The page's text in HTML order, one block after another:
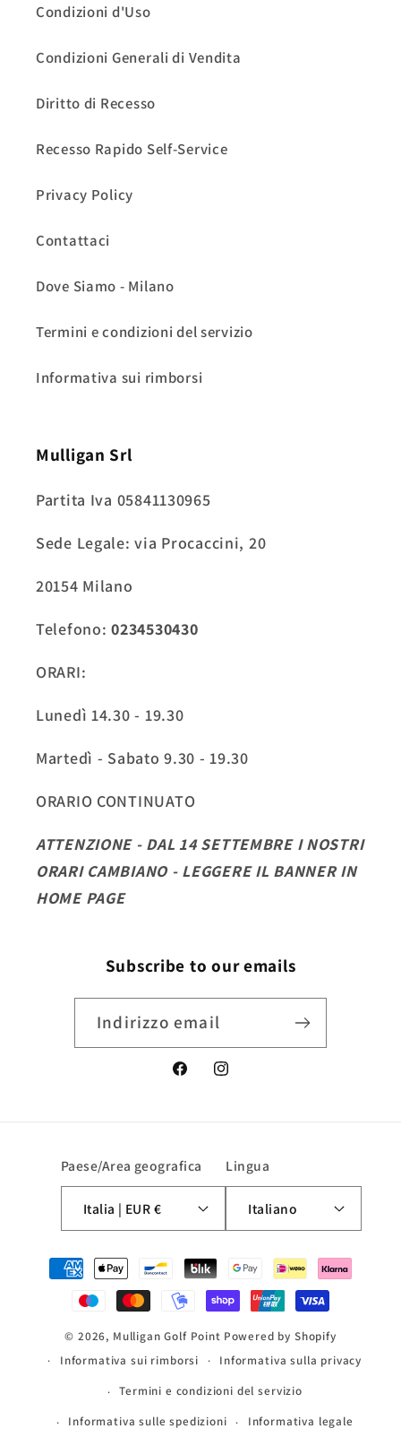
Condizioni d'Uso
Condizioni Generali di Vendita
Diritto di Recesso
Recesso Rapido Self-Service
Privacy Policy
Contattaci
Dove Siamo - Milano
Termini e condizioni del servizio
Informativa sui rimborsi
Mulligan Srl
Partita Iva 05841130965
Sede Legale: via Procaccini, 20
20154 Milano
Telefono:0234530430
ORARI:
Lunedì 14.30 - 19.30
Martedì - Sabato 9.30 - 19.30
ORARIO CONTINUATO
ATTENZIONE - DAL 14 SETTEMBRE I NOSTRI
ORARI CAMBIANO - LEGGERE IL BANNER IN
HOME PAGE
Subscribe to our emails
Indirizzo email
FacebookInstagram
Paese/Area geografica
Italia | EUR €
Lingua
Italiano
Metodi
di
pagamento
© 2026, Mulligan Golf Point Powered by Shopify
Informativa sui rimborsi
Informativa sulla privacy
Termini e condizioni del servizio
Informativa sulle spedizioni Informativa legale